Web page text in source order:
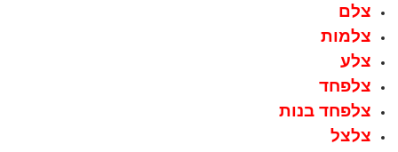
צלם
צלמות
צלע
צלפחד
צלפחד בנות
צלצל